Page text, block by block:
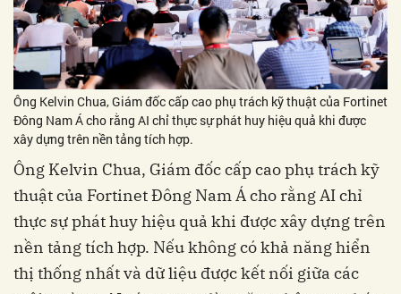
Ông Kelvin Chua, Giám đốc cấp cao phụ trách kỹ thuật của Fortinet
Đông Nam Á cho rằng AI chỉ thực sự phát huy hiệu quả khi được
xây dựng trên nền tảng tích hợp.
Ông Kelvin Chua, Giám đốc cấp cao phụ trách kỹ
thuật của Fortinet Đông Nam Á cho rằng AI chỉ
thực sự phát huy hiệu quả khi được xây dựng trên
nền tảng tích hợp. Nếu không có khả năng hiển
thị thống nhất và dữ liệu được kết nối giữa các